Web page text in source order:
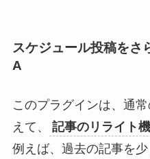
スケジュール投稿をさ
A
このプラグインは、通
えて、
記事のリライト
例えば、過去の記事を